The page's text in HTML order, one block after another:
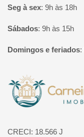
Seg à sex: 9h às 18h
Sábados: 9h às 15h
Domingos e feriados:
Página inicial
CRECI: 18.566 J